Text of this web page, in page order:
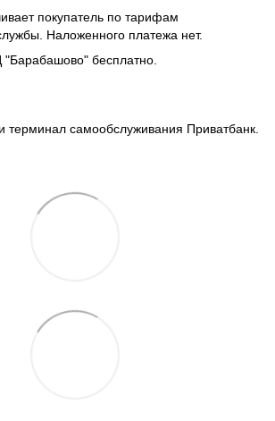
покупатель по тарифам
Наложенного платежа нет.
"Барабашово" бесплатно.
терминал самообслуживания Приватбанк.